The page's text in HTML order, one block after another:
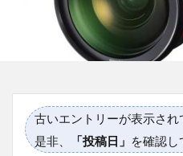
古いエントリーが表示され
是非、
「投稿日」 を確認し